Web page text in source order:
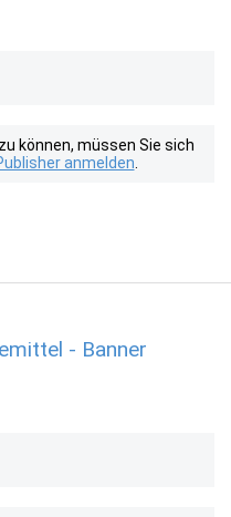
können, müssen Sie sich
anmelden
- Banner